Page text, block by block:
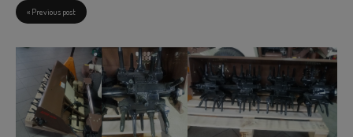
« Previous post
Grasshopper FrontMount
Client:
Grasshopper
Info: 17.025 zł + VAT